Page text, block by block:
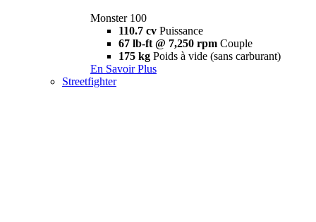
Monster 100
110.7 cv Puissance
67 lb-ft @ 7,250 rpm Couple
175 kg Poids à vide (sans carburant)
En Savoir Plus
Streetfighter